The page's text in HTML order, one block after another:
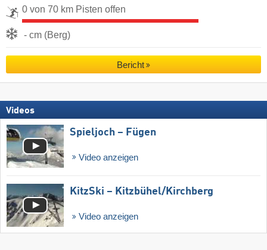
0 von 70 km Pisten offen
- cm (Berg)
Bericht
Videos
Spieljoch – Fügen
Video anzeigen
KitzSki – Kitzbühel/​Kirchberg
Video anzeigen